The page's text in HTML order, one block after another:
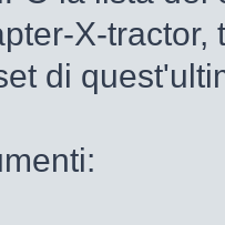
X-tractor,
di